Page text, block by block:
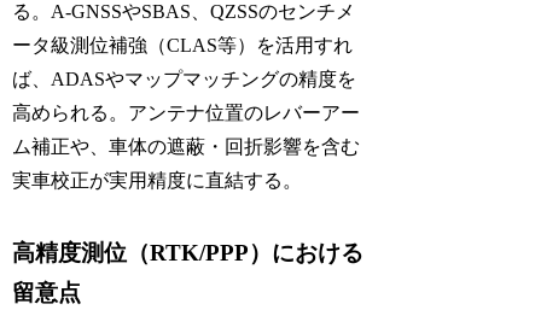
る。A-GNSSやSBAS、QZSSのセンチメ
ータ級測位補強（CLAS等）を活用すれ
ば、ADASやマップマッチングの精度を
高められる。アンテナ位置のレバーアー
ム補正や、車体の遮蔽・回折影響を含む
実車校正が実用精度に直結する。
高精度測位（RTK/PPP）における
留意点